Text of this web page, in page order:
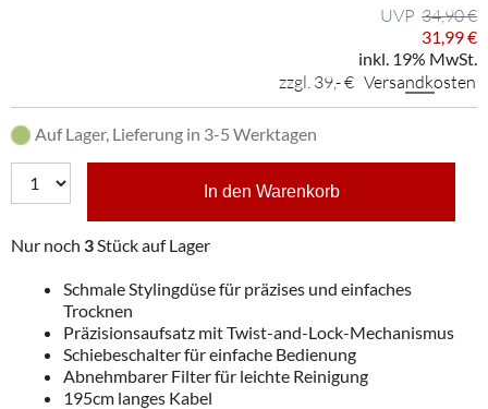
34,90 €
31,99 €
inkl. 19% MwSt.
zzgl. 39,- € Versandkosten
Auf Lager, Lieferung in 3-5 Werktagen
In den Warenkorb
Nur noch 3Stück auf Lager
Schmale Stylingdüse für präzises und einfaches
Trocknen
Präzisionsaufsatz mit Twist-and-Lock-Mechanismus
Schiebeschalter für einfache Bedienung
Abnehmbarer Filter für leichte Reinigung
195cm langes Kabel